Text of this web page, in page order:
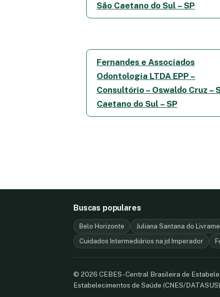
São Caetano do Sul – SP
Fernandes e Associados
Odontologia LTDA EPP –
Consultório – Oswaldo Cruz –
Caetano do Sul – SP
Buscas populares
Belo Horizonte Juliana Santana do
Cuidados Intermediários na jd Imperador
© 2026 CEBES - Central Brasileira de
Estabelecimentos de Saúde (CNES/